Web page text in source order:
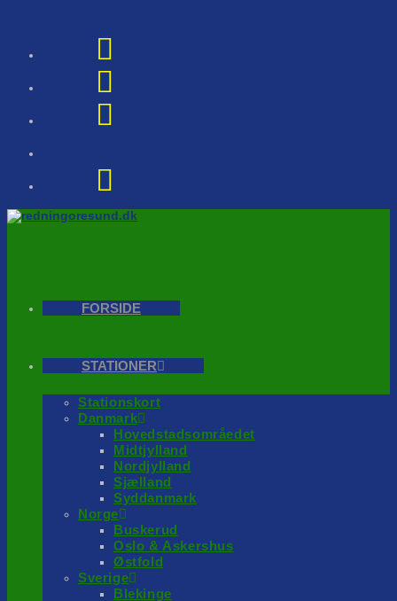
FORSIDE
STATIONER
Stationskort
Danmark
Hovedstadsområedet
Midtjylland
Nordjylland
Sjælland
Syddanmark
Norge
Buskerud
Oslo & Askershus
Østfold
Sverige
Blekinge